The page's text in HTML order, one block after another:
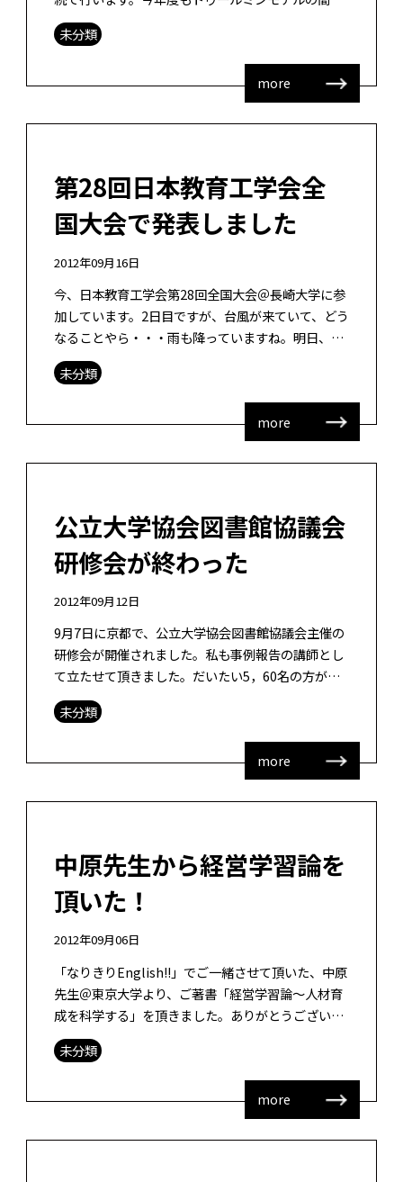
版とされる三角ロジックの基本から学び、ディスカ
ッショングループを仮想日本政府とした […]
未分類
more
第28回日本教育工学会全
国大会で発表しました
2012年09月16日
今、日本教育工学会第28回全国大会＠長崎大学に参
加しています。2日目ですが、台風が来ていて、どう
なることやら・・・雨も降っていますね。明日、ど
うするのか・・・飛行機の欠航も今も出てきている
ようです。 今回、私はソーシャル […]
未分類
more
公立大学協会図書館協議会
研修会が終わった
2012年09月12日
9月7日に京都で、公立大学協会図書館協議会主催の
研修会が開催されました。私も事例報告の講師とし
て立たせて頂きました。だいたい5，60名の方がい
らしたでしょうか。北は北海道、南は沖縄まで公立
大学の図書館職員さん、教員の方が […]
未分類
more
中原先生から経営学習論を
頂いた！
2012年09月06日
「なりきりEnglish!!」でご一緒させて頂いた、中原
先生＠東京大学より、ご著書「経営学習論～人材育
成を科学する」を頂きました。ありがとうございま
した。 中原さんが企業内人材育成の分野でご研究を
されて、一区切りという意 […]
未分類
more